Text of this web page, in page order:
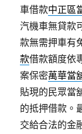
車借款中正區
汽機車無貸款
款無需押車有
款借款額度依
案保密萬華當
貼現的民眾當
的抵押借款。
交給合法的金